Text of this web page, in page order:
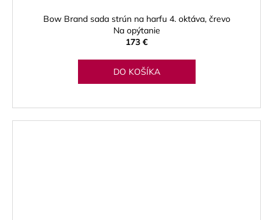
Bow Brand sada strún na harfu 4. oktáva, črevo
Na opýtanie
173 €
DO KOŠÍKA